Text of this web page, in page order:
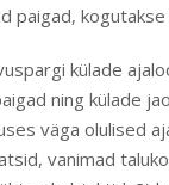
paigad,
külade
ning külade
väga olulised
vanimad